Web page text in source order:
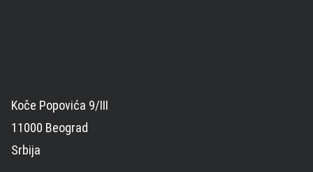
Koče Popovića 9/III
11000 Beograd
Srbija